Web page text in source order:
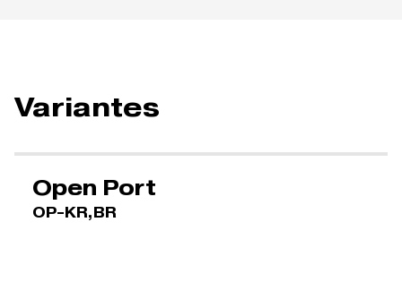
Variantes
Open Port
OP-KR,BR